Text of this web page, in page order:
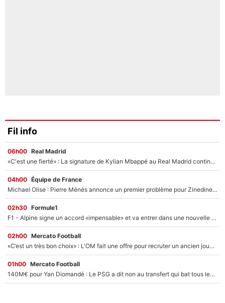
Fil info
06h00 Real Madrid
«C'est une fierté» : La signature de Kylian Mbappé au Real Madrid continue de régaler l'Espagne
04h00 Équipe de France
Michael Olise : Pierre Ménès annonce un premier problème pour Zinedine Zidane en équipe de France
02h30 Formule1
F1 - Alpine signe un accord «impensable» et va entrer dans une nouvelle dimension : Grande nouvelle pour Pierre Gasly !
02h00 Mercato Football
«C’est un très bon choix» : L'OM fait une offre pour recruter un ancien joueur du PSG... et c'est validé dans l'After Foot !
01h00 Mercato Football
140M€ pour Yan Diomandé : Le PSG a dit non au transfert qui bat tous les records sur le mercato